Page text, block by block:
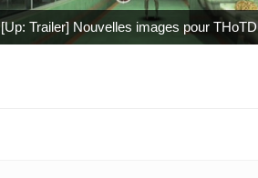
[Up: Trailer] Nouvelles images pour